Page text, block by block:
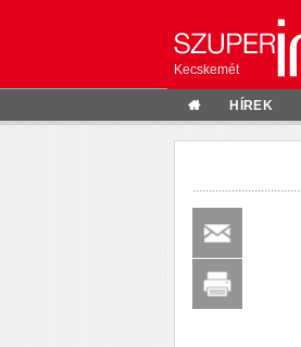
Kecskemét
HÍREK